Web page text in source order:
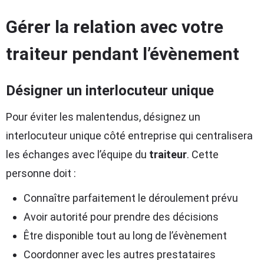
Gérer la relation avec votre
traiteur pendant l’évènement
Désigner un interlocuteur unique
Pour éviter les malentendus, désignez un
interlocuteur unique côté entreprise qui centralisera
les échanges avec l’équipe du traiteur. Cette
personne doit :
Connaître parfaitement le déroulement prévu
Avoir autorité pour prendre des décisions
Être disponible tout au long de l’évènement
Coordonner avec les autres prestataires